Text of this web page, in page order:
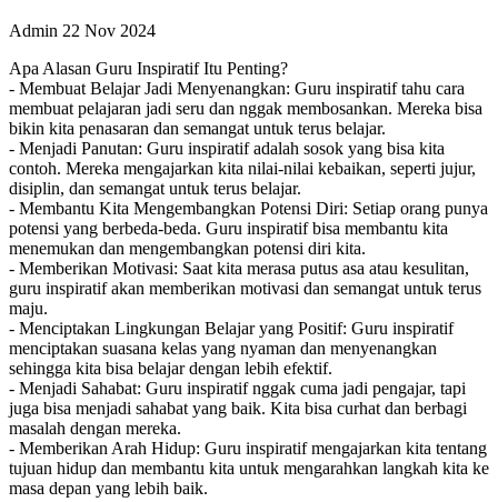
Admin 22 Nov 2024
Apa Alasan Guru Inspiratif Itu Penting?
- Membuat Belajar Jadi Menyenangkan: Guru inspiratif tahu cara
membuat pelajaran jadi seru dan nggak membosankan. Mereka bisa
bikin kita penasaran dan semangat untuk terus belajar.
- Menjadi Panutan: Guru inspiratif adalah sosok yang bisa kita
contoh. Mereka mengajarkan kita nilai-nilai kebaikan, seperti jujur,
disiplin, dan semangat untuk terus belajar.
- Membantu Kita Mengembangkan Potensi Diri: Setiap orang punya
potensi yang berbeda-beda. Guru inspiratif bisa membantu kita
menemukan dan mengembangkan potensi diri kita.
- Memberikan Motivasi: Saat kita merasa putus asa atau kesulitan,
guru inspiratif akan memberikan motivasi dan semangat untuk terus
maju.
- Menciptakan Lingkungan Belajar yang Positif: Guru inspiratif
menciptakan suasana kelas yang nyaman dan menyenangkan
sehingga kita bisa belajar dengan lebih efektif.
- Menjadi Sahabat: Guru inspiratif nggak cuma jadi pengajar, tapi
juga bisa menjadi sahabat yang baik. Kita bisa curhat dan berbagi
masalah dengan mereka.
- Memberikan Arah Hidup: Guru inspiratif mengajarkan kita tentang
tujuan hidup dan membantu kita untuk mengarahkan langkah kita ke
masa depan yang lebih baik.